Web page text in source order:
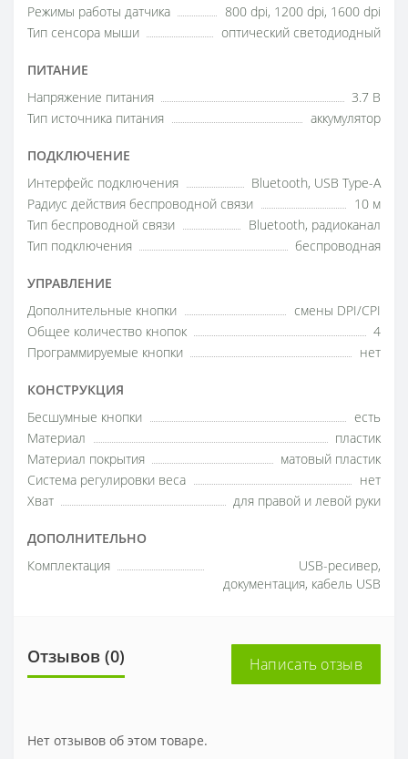
Режимы работы датчика
800 dpi, 1200 dpi, 1600 dpi
Тип сенсора мыши
оптический светодиодный
ПИТАНИЕ
Напряжение питания
3.7 В
Тип источника питания
аккумулятор
ПОДКЛЮЧЕНИЕ
Интерфейс подключения
Bluetooth, USB Type-A
Радиус действия беспроводной связи
10 м
Тип беспроводной связи
Bluetooth, радиоканал
Тип подключения
беспроводная
УПРАВЛЕНИЕ
Дополнительные кнопки
смены DPI/CPI
Общее количество кнопок
4
Программируемые кнопки
нет
КОНСТРУКЦИЯ
Бесшумные кнопки
есть
Материал
пластик
Материал покрытия
матовый пластик
Система регулировки веса
нет
Хват
для правой и левой руки
ДОПОЛНИТЕЛЬНО
Комплектация
USB-ресивер,
документация, кабель USB
Отзывов (0) Написать отзыв
Нет отзывов об этом товаре.